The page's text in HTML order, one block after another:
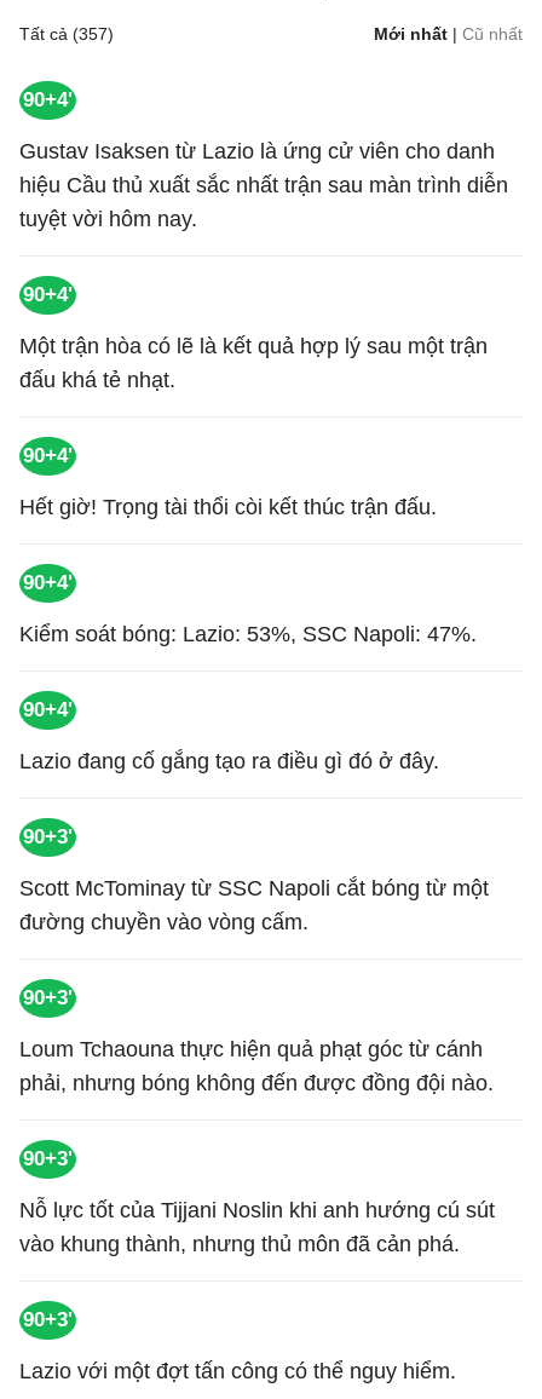
Tất cả (357) Mới nhất | Cũ nhất
90+4'
Gustav Isaksen từ Lazio là ứng cử viên cho danh
hiệu Cầu thủ xuất sắc nhất trận sau màn trình diễn
tuyệt vời hôm nay.
90+4'
Một trận hòa có lẽ là kết quả hợp lý sau một trận
đấu khá tẻ nhạt.
90+4'
Hết giờ! Trọng tài thổi còi kết thúc trận đấu.
90+4'
Kiểm soát bóng: Lazio: 53%, SSC Napoli: 47%.
90+4'
Lazio đang cố gắng tạo ra điều gì đó ở đây.
90+3'
Scott McTominay từ SSC Napoli cắt bóng từ một
đường chuyền vào vòng cấm.
90+3'
Loum Tchaouna thực hiện quả phạt góc từ cánh
phải, nhưng bóng không đến được đồng đội nào.
90+3'
Nỗ lực tốt của Tijjani Noslin khi anh hướng cú sút
vào khung thành, nhưng thủ môn đã cản phá.
90+3'
Lazio với một đợt tấn công có thể nguy hiểm.